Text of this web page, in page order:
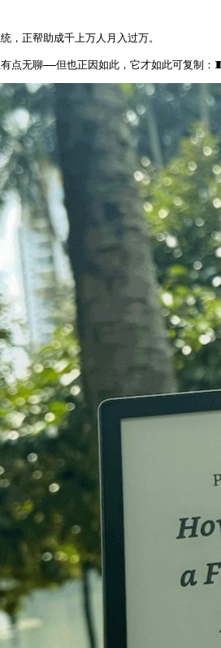
，正帮助成千上万人月入过万。
点无聊——但也正因如此，它才如此可复制